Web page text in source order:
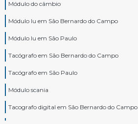
Módulo do câmbio
Módulo lu em São Bernardo do Campo
Módulo lu em São Paulo
Tacógrafo em São Bernardo do Campo
Tacógrafo em São Paulo
Módulo scania
Tacografo digital em São Bernardo do Campo